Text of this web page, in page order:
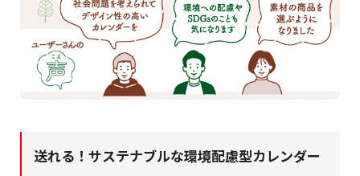
送れる！サステナブルな環境配慮型カレンダー